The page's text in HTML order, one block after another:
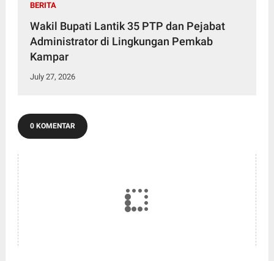
BERITA
Wakil Bupati Lantik 35 PTP dan Pejabat
Administrator di Lingkungan Pemkab
Kampar
July 27, 2026
0 KOMENTAR